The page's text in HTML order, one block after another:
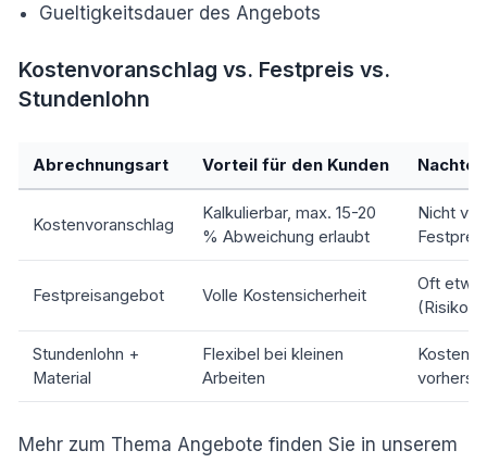
Gueltigkeitsdauer des Angebots
Kostenvoranschlag vs. Festpreis vs.
Stundenlohn
Abrechnungsart Vorteil für den Kunden
Kostenvoranschlag
Kalkulierbar, max. 15-20
% Abweichung erlaubt
Nicht
Festpreis
Festpreisangebot Volle Kostensicherheit
Oft
Stundenlohn +
Material
Flexibel bei kleinen
Arbeiten
Kosten
Mehr zum Thema Angebote finden Sie in unserem